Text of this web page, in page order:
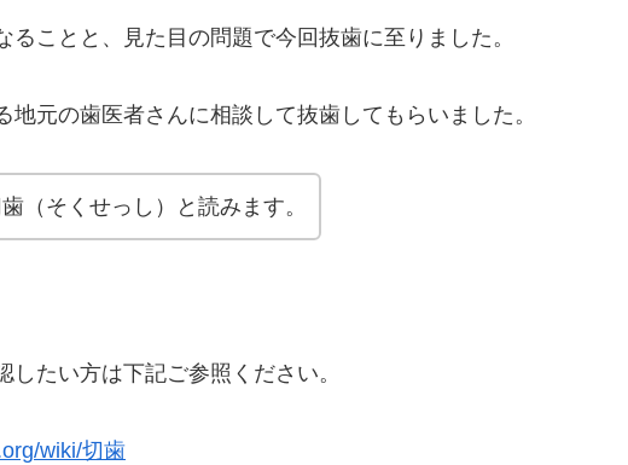
ることと、見た目の問題で今回抜歯に至りました。
地元の歯医者さんに相談して抜歯してもらいました。
（そくせっし）と読みます。
したい方は下記ご参照ください。
wiki/切歯